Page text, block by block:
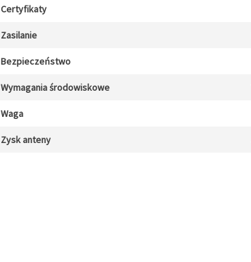
Certyfikaty
Zasilanie
Bezpieczeństwo
Wymagania środowiskowe
Waga
Zysk anteny